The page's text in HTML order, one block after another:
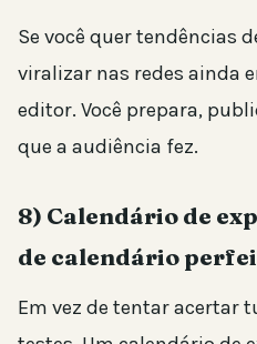
Se você quer tendências
viralizar nas redes ainda
editor. Você prepara,
que a audiência fez.
8) Calendário de
de calendário
Em vez de tentar acertar